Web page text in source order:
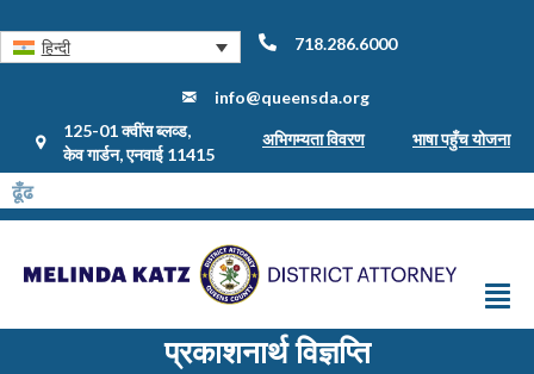
हिन्दी 718.286.6000
info@queensda.org
125-01 क्वींस ब्लव्ड,
केव गार्डन, एनवाई 11415
अभिगम्यता विवरण भाषा पहुँच योजना
प्रकाशनार्थ विज्ञप्ति